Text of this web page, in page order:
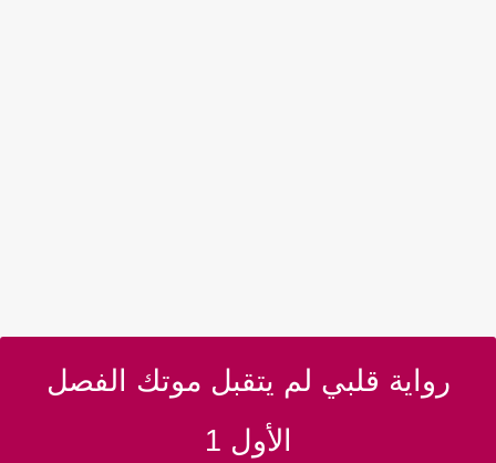
رواية قلبي لم يتقبل موتك الفصل
الأول 1